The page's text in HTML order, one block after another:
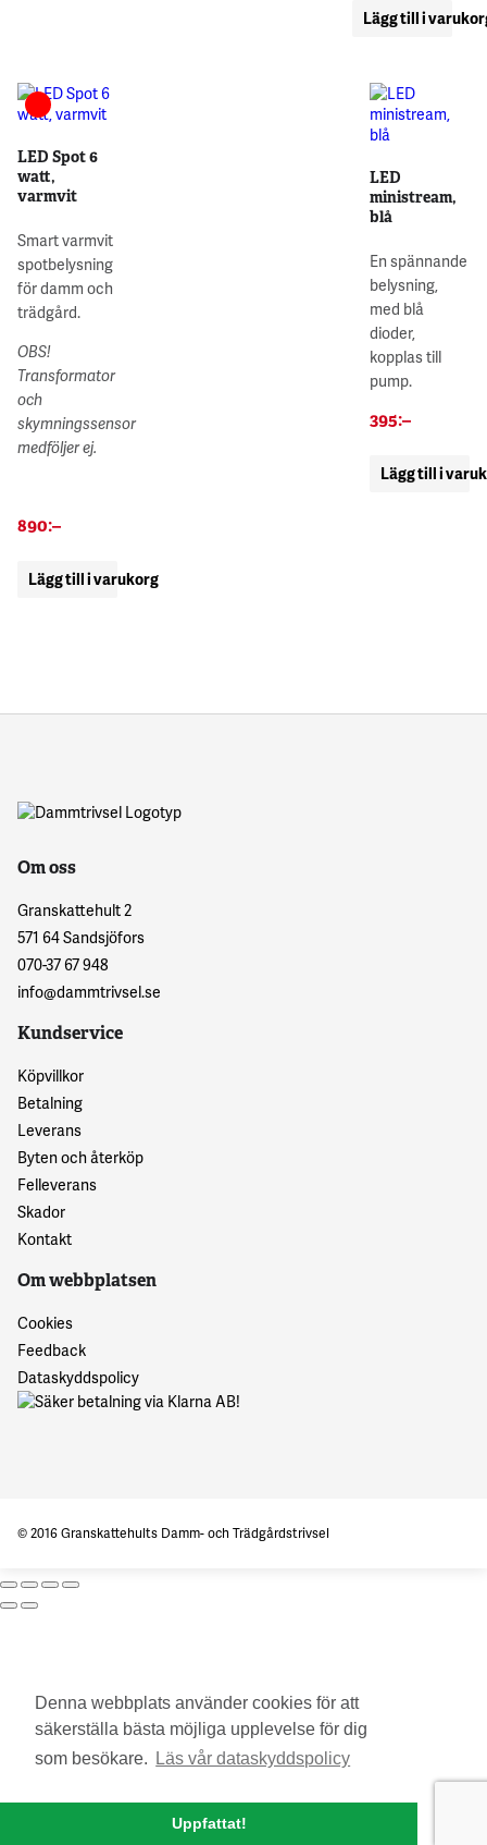
Denna webbplats använder cookies för att
säkerställa bästa möjliga upplevelse för dig
som besökare.
Läs vår dataskyddspolicy
Uppfattat!
Lägg till i
LED Spot 6
watt,
varmvit
Smart varmvit
spotbelysning
för damm och
trädgård.
OBS!
Transformator
och
skymningssensor
medföljer ej.
890:–
Lägg till i varukorg
LED
ministream,
blå
En spännande
belysning,
med blå
dioder,
kopplas till
pump.
395:–
Lägg till i
Om oss
Granskattehult 2
571 64 Sandsjöfors
070-37 67 948
info@dammtrivsel.se
Kundservice
Köpvillkor
Betalning
Leverans
Byten och återköp
Felleverans
Skador
Kontakt
Om webbplatsen
Cookies
Feedback
Dataskyddspolicy
© 2016 Granskattehults Damm- och Trädgårdstrivsel